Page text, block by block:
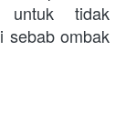
untuk tidak
sebab ombak